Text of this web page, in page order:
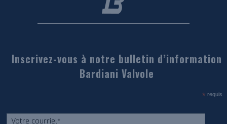
Inscrivez-vous à notre bulletin d’information
Bardiani Valvole
* requis